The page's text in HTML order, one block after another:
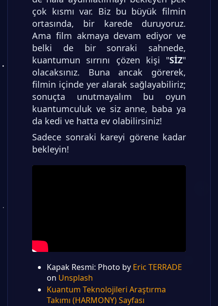
çok kısmı var. Biz bu büyük filmin
ortasında, bir karede duruyoruz.
Ama film akmaya devam ediyor ve
belki de bir sonraki sahnede,
kuantumun sırrını çözen kişi "SİZ"
olacaksınız. Buna ancak görerek,
filmin içinde yer alarak sağlayabiliriz;
sonuçta unutmayalım bu oyun
kuantumculuk ve siz anne, baba ya
da kedi ve hatta ev olabilirsiniz!
Sadece sonraki kareyi görene kadar
bekleyin!
Kapak Resmi: Photo by Eric TERRADE
on Unsplash
Kuantum Teknolojileri Araştırma
Takımı (HARMONY) Sayfası